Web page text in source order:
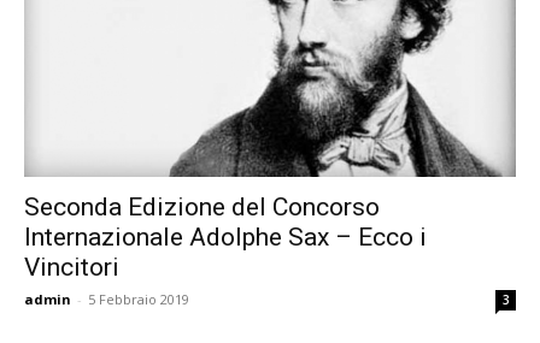
Seconda Edizione del Concorso
Internazionale Adolphe Sax – Ecco i
Vincitori
admin - 5 Febbraio 2019 3